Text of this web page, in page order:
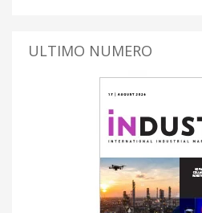
ULTIMO NUMERO